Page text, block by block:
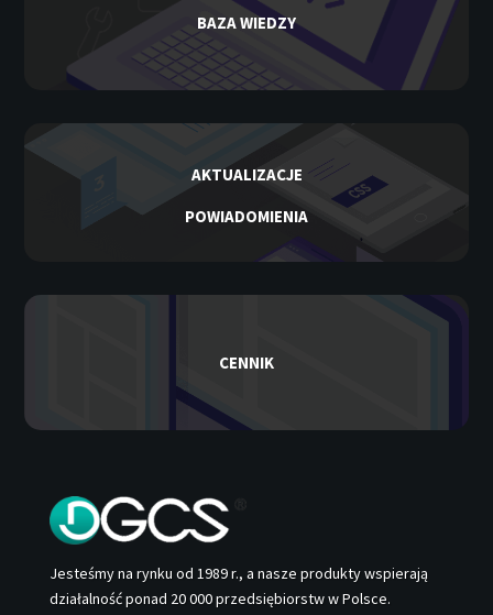
BAZA WIEDZY
AKTUALIZACJE
POWIADOMIENIA
CENNIK
Jesteśmy na rynku od 1989 r., a nasze produkty wspierają
działalność ponad 20 000 przedsiębiorstw w Polsce.